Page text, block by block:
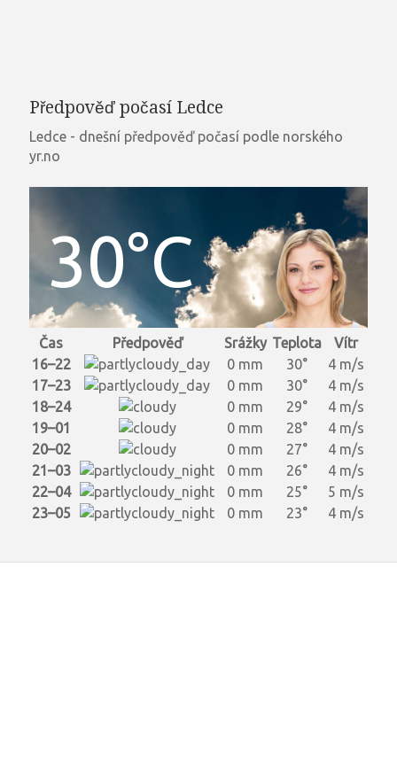
Předpověď počasí Ledce
Ledce - dnešní předpověď počasí podle norského
yr.no
30°C
Čas Předpověď Srážky Teplota
Vítr
16–22
0 mm 30°
4 m/s
17–23
0 mm 30°
4 m/s
18–24
0 mm 29°
4 m/s
19–01
0 mm 28°
4 m/s
20–02
0 mm 27°
4 m/s
21–03
0 mm 26°
4 m/s
22–04
0 mm 25°
5 m/s
23–05
0 mm 23° 4 m/s